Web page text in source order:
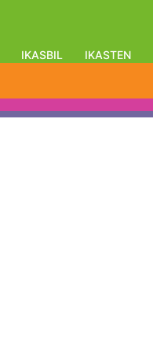
IKASBIL IKASTEN